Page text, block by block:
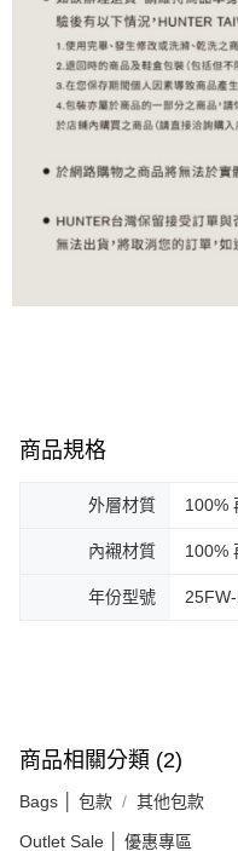
商品規格
外層材質 100%
內襯材質 100%
年份型號
商品相關分類 (2)
Bags │ 包款 其他包款
Outlet Sale │ 優惠專區